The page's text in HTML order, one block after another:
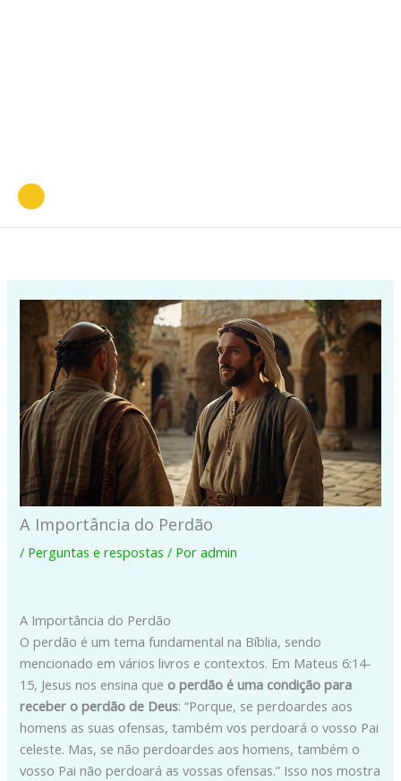
A Importância do Perdão
/ Perguntas e respostas / Poradmin
A Importância do Perdão
O perdão é um tema fundamental na Bíblia, sendo
mencionado em vários livros e contextos. Em Mateus 6:14-
15, Jesus nos ensina que o perdão é uma condição para
receber o perdão de Deus: “Porque, se perdoardes aos
homens as suas ofensas, também vos perdoará o vosso Pai
celeste. Mas, se não perdoardes aos homens, também o
vosso Pai não perdoará as vossas ofensas.” Isso nos mostra